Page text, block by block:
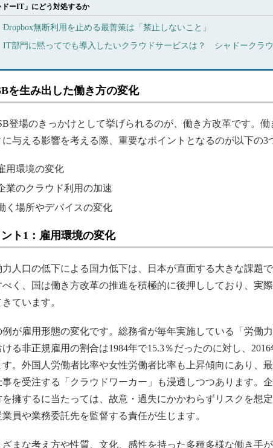
ドーIT」にどう対処するか
Dropbox無断利用を止める最善策は「禁止しないこと」
IT部門に黙ってでも導入したいクラウドサービスは？ シャドークラ
を生み出した働き方の変化
登場のきっかけとして挙げられるのが、働き方改革です。働
に与える影響を考える際、重要なポイントとなるのが以下の3
用環境の変化
業のクラウド利用の加速
く場所やデバイスの変化
ト1：雇用環境の変化
人口の低下による国力低下は、日本が直面する大きな課題
べく、国は働き方改革の推進を積極的に後押ししており、実
ています。
が雇用形態の変化です。総務省が毎年実施している「労働
ける非正規雇用の割合は1984年で15.3％だったのに対し、
す。外国人労働者比率や女性労働者比率も上昇傾向にあり、
事を受注する「クラウドワーカー」も浸透しつつあります。
を擁するに当たっては、故意・過失にかかわらずリスクを想
員や業務委託先を監督する責任が生じます。
まな考え方や性質、文化、感性を持った多種多様な働き手